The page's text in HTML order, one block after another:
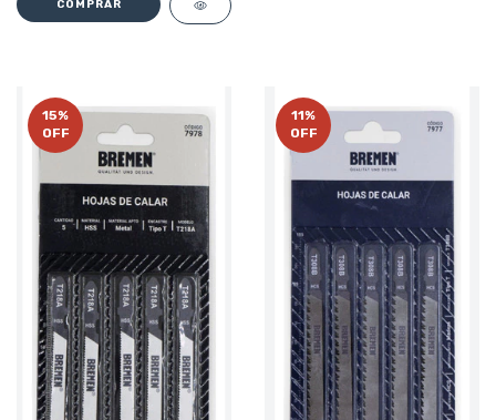
15%
OFF
11%
OFF